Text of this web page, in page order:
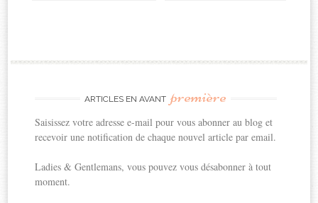
ARTICLES EN AVANT première
Saisissez votre adresse e-mail pour vous abonner au blog et
recevoir une notification de chaque nouvel article par email.
Ladies & Gentlemans, vous pouvez vous désabonner à tout
moment.